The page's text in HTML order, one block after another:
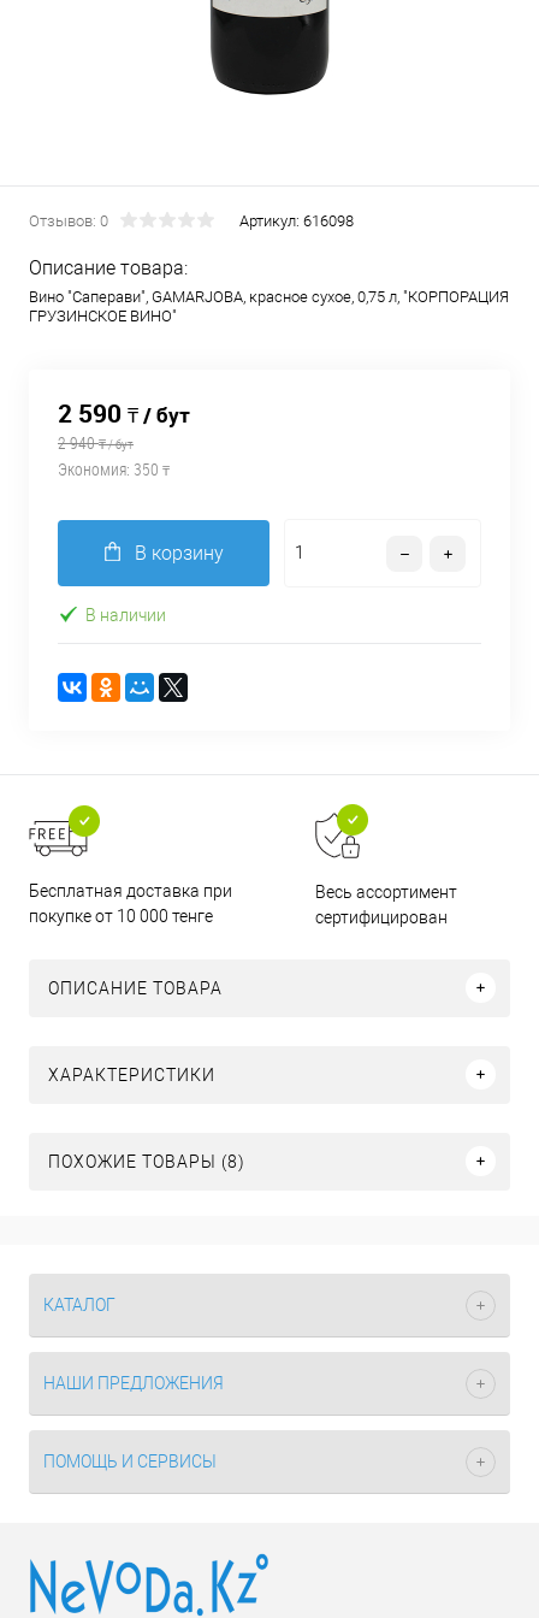
Отзывов: 0 Артикул: 616098
Описание товара:
Вино "Саперави", GAMARJOBA, красное сухое, 0,75 л, "КОРПОРАЦИЯ
ГРУЗИНСКОЕ ВИНО"
2 590 ₸ / бут
2 940₸ / бут
Экономия: 350 ₸
В корзину
В наличии
Бесплатная доставка при
покупке от 10 000 тенге
Весь ассортимент
сертифицирован
ОПИСАНИЕ ТОВАРА
ХАРАКТЕРИСТИКИ
ПОХОЖИЕ ТОВАРЫ (8)
КАТАЛОГ
НАШИ ПРЕДЛОЖЕНИЯ
ПОМОЩЬ И СЕРВИСЫ